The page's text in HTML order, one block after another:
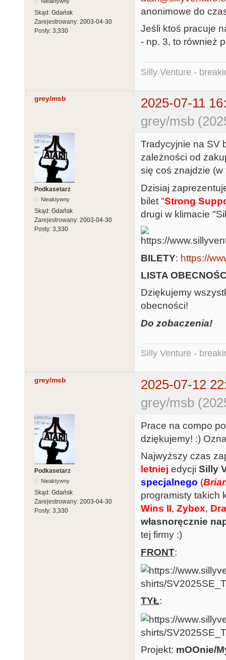
Skąd: Gdańsk
Zarejestrowany: 2003-04-30
Posty: 3,330
anonimowe do
Jeśli ktoś pracuje
- np. 3, to również
Silly Venture -
grey/msb
2025-07-11
grey/msb
Podkasetarz
Nieaktywny
Skąd: Gdańsk
Zarejestrowany: 2003-04-30
Posty: 3,330
Tradycyjnie na SV
zależności od
się coś znajdzie
Dzisiaj
bilet "Strong
drugi w klimacie
BILETY: https://
LISTA
Dziękujemy
obecności!
Do zobaczenia!
Silly Venture -
grey/msb
2025-07-12
grey/msb
Podkasetarz
Nieaktywny
Skąd: Gdańsk
Zarejestrowany: 2003-04-30
Posty: 3,330
Prace na compo
dziękujemy! :)
Najwyższy czas
letniej edycji Silly
specjalnego (
programisty takich
Wins II, Zybex,
własnoręcznie
tej firmy :)
FRONT:
TYŁ:
Projekt: mOOnie/